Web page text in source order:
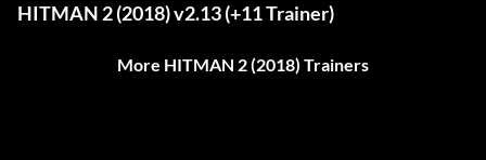
HITMAN 2 (2018) v2.13 (+11 Trainer)
More HITMAN 2 (2018) Trainers